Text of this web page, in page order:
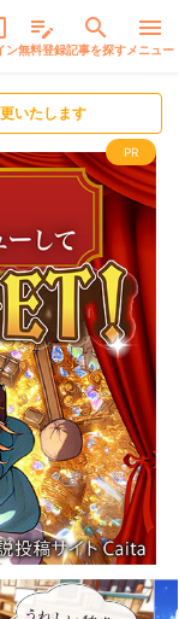
ン
edit_note
無料登録
search
記事を探す
menu
メニュー
いたします
PR